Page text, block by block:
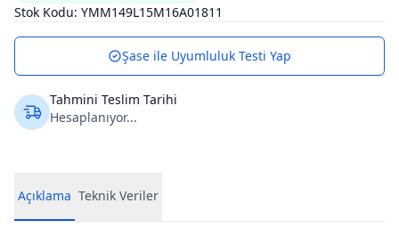
Stok Kodu: YMM149L15M16A01811
Şase ile Uyumluluk Testi Yap
Tahmini Teslim Tarihi
Hesaplanıyor...
Açıklama Teknik Veriler